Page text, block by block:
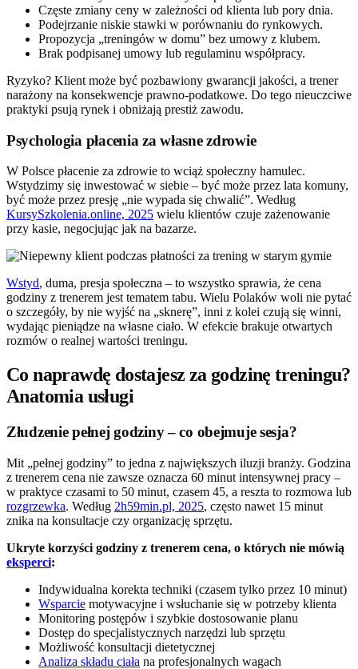
Częste zmiany ceny w zależności od klienta lub pory dnia.
Podejrzanie niskie stawki w porównaniu do rynkowych.
Propozycja „treningów w domu” bez umowy z klubem.
Brak podpisanej umowy lub regulaminu współpracy.
Ryzyko? Klient może być pozbawiony gwarancji jakości, a trener
narażony na konsekwencje prawno-podatkowe. Do tego nieuczciwe
praktyki psują rynek i obniżają prestiż zawodu.
Psychologia płacenia za własne zdrowie
W Polsce płacenie za zdrowie to wciąż społeczny hamulec.
Wstydzimy się inwestować w siebie – być może przez lata komuny,
być może przez presję „nie wypada się chwalić”. Według
KursySzkolenia.online, 2025 wielu klientów czuje zażenowanie
przy kasie, negocjując jak na bazarze.
Wstyd, duma, presja społeczna – to wszystko sprawia, że cena
godziny z trenerem jest tematem tabu. Wielu Polaków woli nie pytać
o szczegóły, by nie wyjść na „sknerę”, inni z kolei czują się winni,
wydając pieniądze na własne ciało. W efekcie brakuje otwartych
rozmów o realnej wartości treningu.
Co naprawdę dostajesz za godzinę treningu?
Anatomia usługi
Złudzenie pełnej godziny – co obejmuje sesja?
Mit „pełnej godziny” to jedna z największych iluzji branży. Godzina
z trenerem cena nie zawsze oznacza 60 minut intensywnej pracy –
w praktyce czasami to 50 minut, czasem 45, a reszta to rozmowa lub
rozgrzewka. Według 2h59min.pl, 2025, często nawet 15 minut
znika na konsultacje czy organizację sprzętu.
Ukryte korzyści godziny z trenerem cena, o których nie mówią
eksperci:
Indywidualna korekta techniki (czasem tylko przez 10 minut)
Wsparcie motywacyjne i wsłuchanie się w potrzeby klienta
Monitoring postępów i szybkie dostosowanie planu
Dostęp do specjalistycznych narzędzi lub sprzętu
Możliwość konsultacji dietetycznej
Analiza składu ciała na profesjonalnych wagach